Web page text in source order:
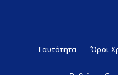
Ταυτότητα Όροι